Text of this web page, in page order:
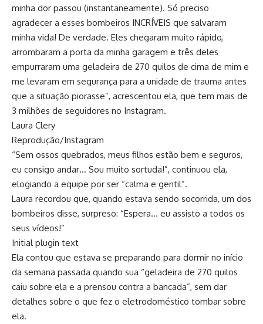
minha dor passou (instantaneamente). Só preciso
agradecer a esses bombeiros INCRÍVEIS que salvaram
minha vida! De verdade. Eles chegaram muito rápido,
arrombaram a porta da minha garagem e três deles
empurraram uma geladeira de 270 quilos de cima de mim e
me levaram em segurança para a unidade de trauma antes
que a situação piorasse”, acrescentou ela, que tem mais de
3 milhões de seguidores no Instagram.
Laura Clery
Reprodução/Instagram
“Sem ossos quebrados, meus filhos estão bem e seguros,
eu consigo andar… Sou muito sortuda!”, continuou ela,
elogiando a equipe por ser “calma e gentil”.
Laura recordou que, quando estava sendo socorrida, um dos
bombeiros disse, surpreso: “Espera… eu assisto a todos os
seus vídeos!”
Initial plugin text
Ela contou que estava se preparando para dormir no início
da semana passada quando sua “geladeira de 270 quilos
caiu sobre ela e a prensou contra a bancada”, sem dar
detalhes sobre o que fez o eletrodoméstico tombar sobre
ela.